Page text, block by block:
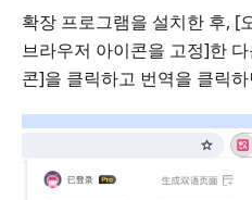
확장 프로그램을 설치한 후, [
브라우저 아이콘을 고정]한
콘]을 클릭하고 번역을 클릭